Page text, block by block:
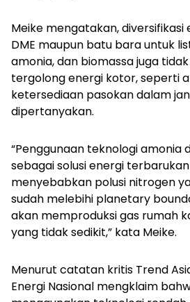
Meike mengatakan, diversifikasi
DME maupun batu bara untuk
amonia, dan biomassa juga
tergolong energi kotor, seperti
ketersediaan pasokan dalam
dipertanyakan.
“Penggunaan teknologi amonia
sebagai solusi energi
menyebabkan polusi nitrogen
sudah melebihi planetary
akan memproduksi gas rumah
yang tidak sedikit,” kata Meike.
Menurut catatan kritis Trend
Energi Nasional mengklaim